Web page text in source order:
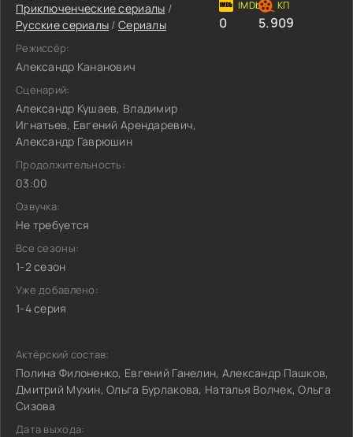
Приключенческие сериалы /
Русские сериалы /Сериалы
Режиссёр:
Александр Кананович
Сценарий:
Александр Кушаев, Владимир
Игнатьев, Евгений Арендаревич,
Александр Гаврюшин
Продолжительность:
03:00
Озвучка:
Не требуется
Все сезоны:
1-2 сезон
Уже добавлено:
1-4 серия
0 5.909
Актёрский состав:
Полина Филоненко, Евгений Ганелин, Александр Пашков,
Дмитрий Мухин, Ольга Бурлакова, Наталья Волчек, Ольга
Сизова
Дата выхода: